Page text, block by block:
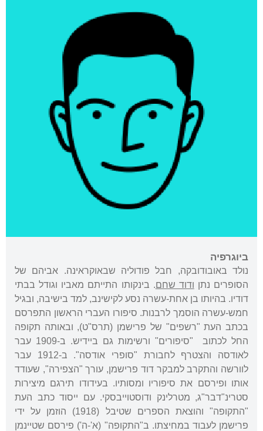
ביוגרפיה
נולד באובודובקה, חבל פודוליה שבאוקראינה. אביהם של
הסופרים נתן ודוד שחם. בינקותו התייתם מאביו וגודל בבתי
דודיו. בהיותו בן אחת-עשרה נסע לקישינב, למד בישיבה, ובגיל
חמש-עשרה הוסמך לרבנות. סיפורו העברי הראשון התפרסם
בכתב העת "רשפים" של פרישמן (תרס"ט), ובאותה תקופה
החל לכתוב "סיפורים" ורשימות גם ביידיש. ב-1909 עבר
לאודסה והצטרף לחבורת "סופרי אודסה". ב-1912 עבר
לוורשה והתקרב למבקר דוד פרישמן, עורך "הצפירה", שעודד
אותו ופירסם את סיפוריו ומסותיו. בעידודו תירגם מיצירות
סטרינ"דבר"ג, מטרלינק ודוסטוייבסקי. עם ייסוד כתב העת
"התקופה" והוצאת הספרים שטיבל (1918) הוזמן על ידי
פרישמן לעבוד במחיצתו. ב"התקופה" (א'-ה') פירסם שטיינמן